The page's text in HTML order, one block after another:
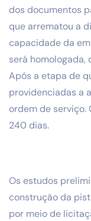
dos documentos
que arrematou a
capacidade da
será homologada,
Após a etapa de
providenciadas a
ordem de serviço.
240 dias.
Os estudos
construção da
por meio de